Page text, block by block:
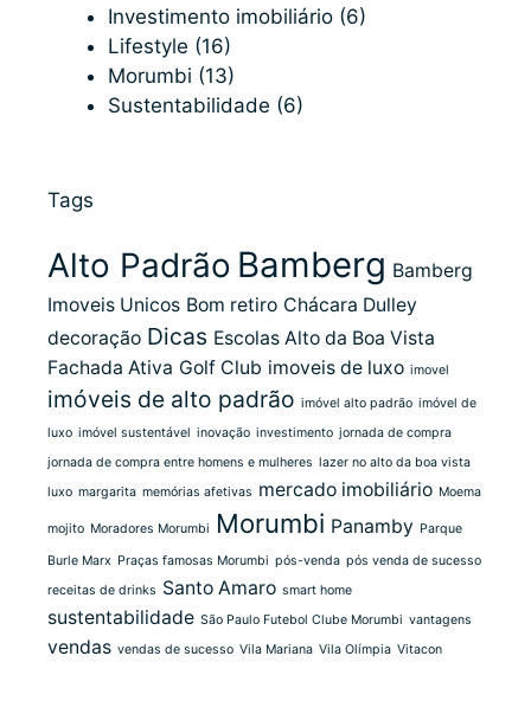
Investimento imobiliário (6)
Lifestyle (16)
Morumbi (13)
Sustentabilidade (6)
Tags
Alto Padrão Bamberg Bamberg
Imoveis Unicos Bom retiro Chácara Dulley
decoração Dicas Escolas Alto da Boa Vista
Fachada Ativa Golf Club imoveis de luxo imovel
imóveis de alto padrão imóvel alto padrão imóvel de
luxo imóvel sustentável inovação investimento jornada de compra
jornada de compra entre homens e mulheres lazer no alto da boa vista
luxo margarita memórias afetivas mercado imobiliário Moema
mojito Moradores Morumbi Morumbi Panamby Parque
Burle Marx Praças famosas Morumbi pós-venda pós venda de sucesso
receitas de drinks Santo Amaro smart home
sustentabilidade São Paulo Futebol Clube Morumbi vantagens
vendas vendas de sucesso Vila Mariana Vila Olímpia Vitacon